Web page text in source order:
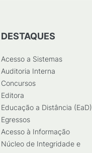
DESTAQUES
Acesso a Sistemas
Auditoria Interna
Concursos
Editora
Educação a Distância (EaD)
Egressos
Acesso à Informação
Núcleo de Integridade e